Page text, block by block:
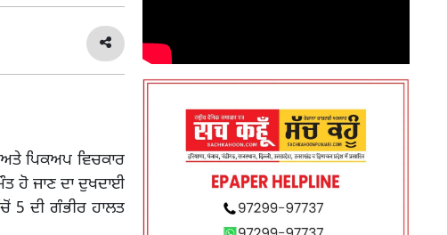
ਪਿਕਅਪ ਵਿਚਕਾਰ
ਹੋ ਜਾਣ ਦਾ ਦੁਖਦਾਈ
5 ਦੀ ਗੰਭੀਰ ਹਾਲਤ